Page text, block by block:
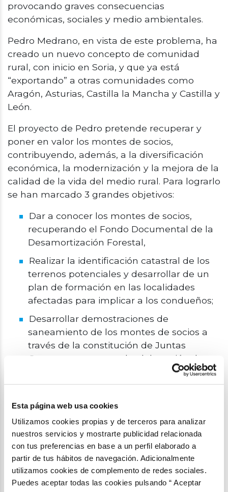
Esta página web usa cookies
Utilizamos cookies propias y de terceros para analizar
nuestros servicios y mostrarte publicidad relacionada
con tus preferencias en base a un perfil elaborado a
partir de tus hábitos de navegación. Adicionalmente
utilizamos cookies de complemento de redes sociales.
Puedes aceptar todas las cookies pulsando “ Aceptar
provocando graves consecuencias
económicas, sociales y medio ambientales.
Pedro Medrano, en vista de este problema, ha
creado un nuevo concepto de comunidad
rural, con inicio en Soria, y que ya está
“exportando” a otras comunidades como
Aragón, Asturias, Castilla la Mancha y Castilla y
León.
El proyecto de Pedro pretende recuperar y
poner en valor los montes de socios,
contribuyendo, además, a la diversificación
económica, la modernización y la mejora de la
calidad de la vida del medio rural. Para lograrlo
se han marcado 3 grandes objetivos:
Dar a conocer los montes de socios,
recuperando el Fondo Documental de la
Desamortización Forestal,
Realizar la identificación catastral de los
terrenos potenciales y desarrollar de un
plan de formación en las localidades
afectadas para implicar a los condueños;
Desarrollar demostraciones de
saneamiento de los montes de socios a
través de la constitución de Juntas
Gestoras y promover la elaboración de
una normativa básica que establezca un
marco legal específico para estos montes.
El primer paso fue identificar a los herederos
de los terrenos y sus porcentajes de
propiedad para poder dar encaje legal a la
posible intervención en ellos. Así, en 2003
consiguió añadir una enmienda a la Ley
Básica de Montes para poder gestionar los
montes de propiedad compartida, los “Montes